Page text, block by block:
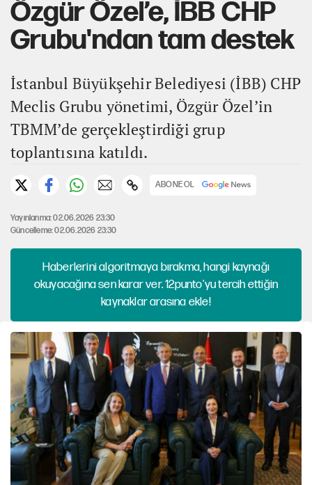
Özgür Özel’e, İBB CHP
Grubu'ndan tam destek
İstanbul Büyükşehir Belediyesi (İBB) CHP
Meclis Grubu yönetimi, Özgür Özel’in
TBMM’de gerçekleştirdiği grup
toplantısına katıldı.
ABONE OL
Yayınlanma: 02.06.2026 23:30
Güncelleme: 02.06.2026 23:30
Haberlerini algoritmaya bırakma, hangi kaynağı
okuyacağına sen karar ver. 12punto'yu tercih ettiğin
kaynaklar arasına ekle!